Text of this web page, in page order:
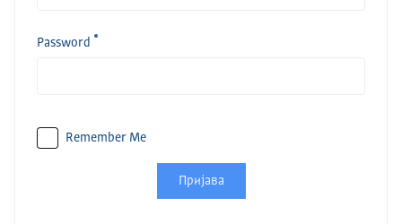
Password
Remember Me
Пријава